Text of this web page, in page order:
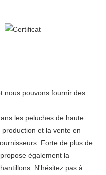
nous pouvons fournir des
les peluches de haute
et la vente en
Forte de plus de
également la
N'hésitez pas à